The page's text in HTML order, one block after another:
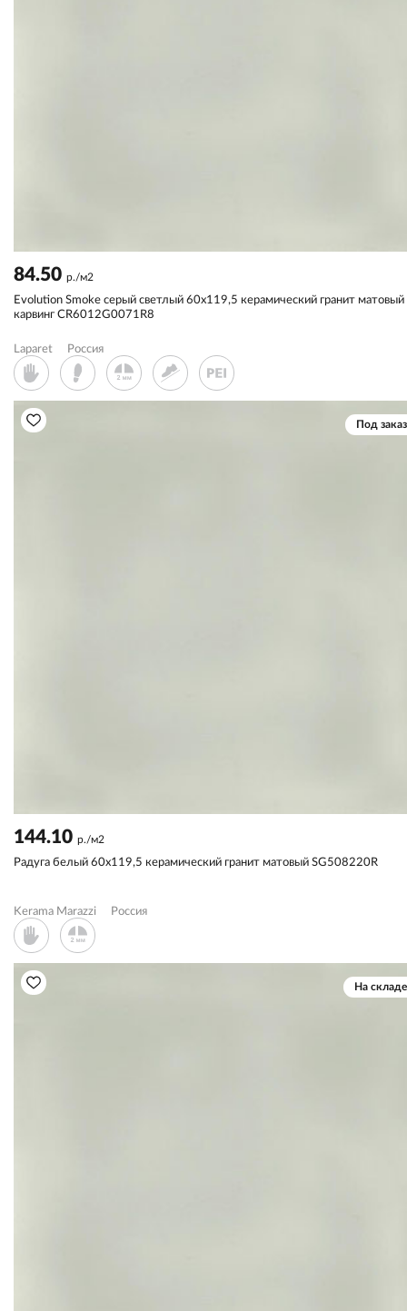
84.50 р./м2
Evolution Smoke серый светлый 60x119,5 керамический гранит матовый
карвинг CR6012G0071R8
Laparet Россия
Под заказ
144.10 р./м2
Радуга белый 60x119,5 керамический гранит матовый SG508220R
Kerama Marazzi Россия
На складе